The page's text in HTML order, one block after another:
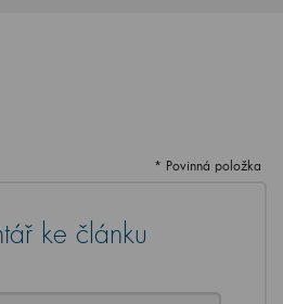
* Povinná položka
ke článku